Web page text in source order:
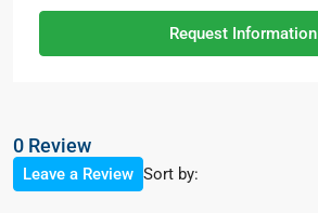
Request Information
0 Review
Sort by:
Leave a Review